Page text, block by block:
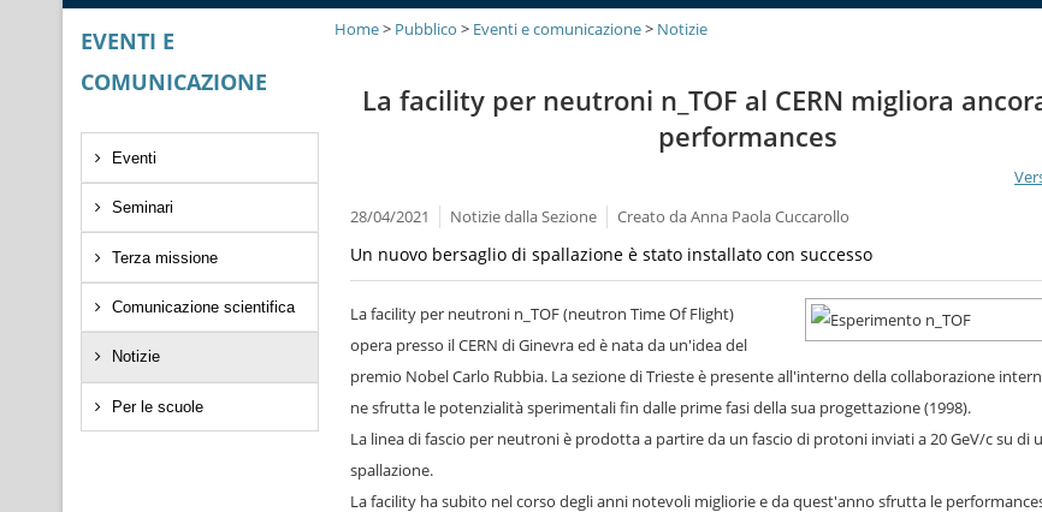
EVENTI E
COMUNICAZIONE
Eventi
Seminari
Terza missione
Comunicazione scientifica
Notizie
Per le scuole
Home> Pubblico > Eventi e comunicazione> Notizie
La facility per neutroni n_TOF al CERN migliora
performances
28/04/2021
Notizie dalla Sezione Creato daAnna Paola Cuccarollo
Un nuovo bersaglio di spallazione è stato installato con successo
La facility per neutroni n_TOF (neutron Time Of Flight)
opera presso il CERN di Ginevra ed è nata da un'idea del
premio Nobel Carlo Rubbia. La sezione di Trieste è presente all'interno della collaborazione
ne sfrutta le potenzialità sperimentali fin dalle prime fasi della sua progettazione (1998).
La linea di fascio per neutroni è prodotta a partire da un fascio di protoni inviati a 20 GeV/c su di
spallazione.
La facility ha subito nel corso degli anni notevoli migliorie e da quest'anno sfrutta le